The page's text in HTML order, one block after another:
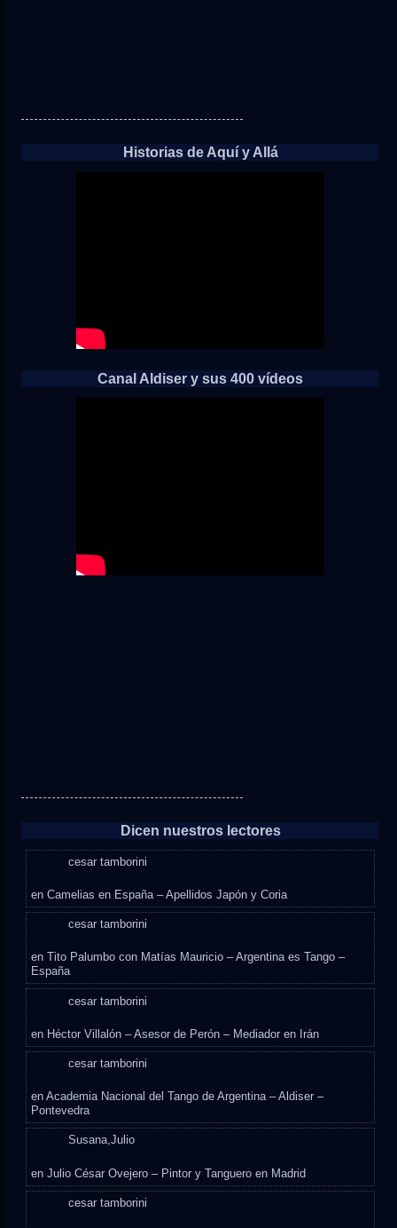
Historias de Aquí y Allá
Canal Aldiser y sus 400 vídeos
Dicen nuestros lectores
cesar tamborini
enCamelias en España – Apellidos Japón y Coria
cesar tamborini
enTito Palumbo con Matías Mauricio – Argentina es Tango –
España
cesar tamborini
en Héctor Villalón – Asesor de Perón – Mediador en Irán
cesar tamborini
enAcademia Nacional del Tango de Argentina – Aldiser –
Pontevedra
Susana,Julio
enJulio César Ovejero – Pintor y Tanguero en Madrid
cesar tamborini